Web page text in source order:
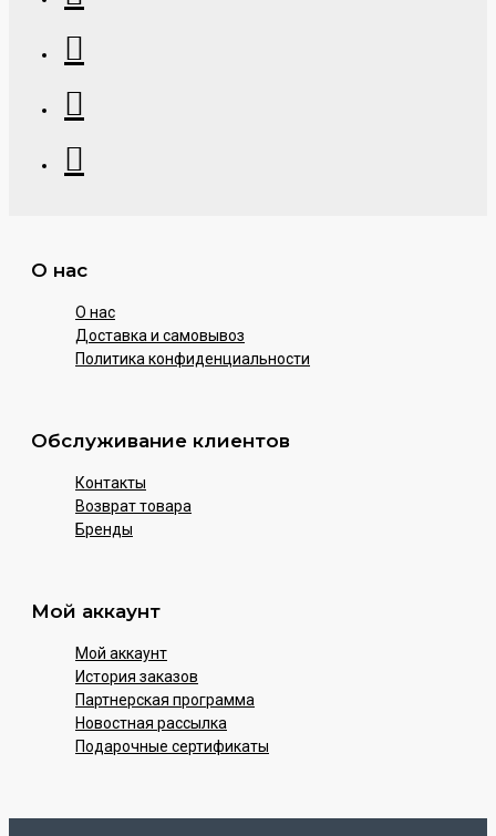
О нас
О нас
Доставка и самовывоз
Политика конфиденциальности
Обслуживание клиентов
Контакты
Возврат товара
Бренды
Мой аккаунт
Мой аккаунт
История заказов
Партнерская программа
Новостная рассылка
Подарочные сертификаты